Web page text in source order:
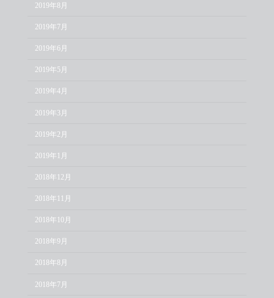
2019年8月
2019年7月
2019年6月
2019年5月
2019年4月
2019年3月
2019年2月
2019年1月
2018年12月
2018年11月
2018年10月
2018年9月
2018年8月
2018年7月